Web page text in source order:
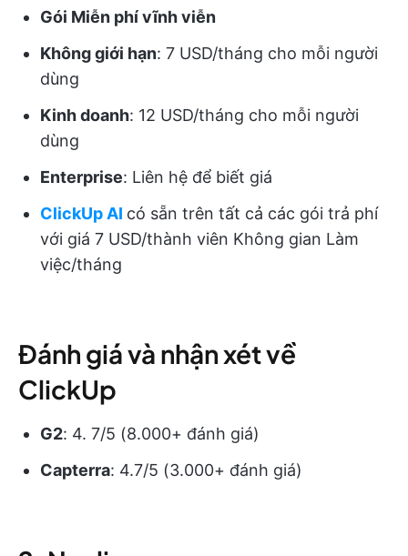
Gói Miễn phí vĩnh viễn
Không giới hạn: 7 USD/tháng cho mỗi người
dùng
Kinh doanh: 12 USD/tháng cho mỗi người
dùng
Enterprise: Liên hệ để biết giá
ClickUp AI có sẵn trên tất cả các gói trả phí
với giá 7 USD/thành viên Không gian Làm
việc/tháng
Đánh giá và nhận xét về
ClickUp
G2: 4. 7/5 (8.000+ đánh giá)
Capterra: 4.7/5 (3.000+ đánh giá)